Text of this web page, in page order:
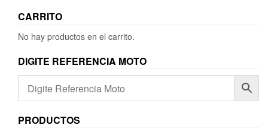
en
página
de
CARRITO
No hay productos en el carrito.
DIGITE REFERENCIA MOTO
PRODUCTOS